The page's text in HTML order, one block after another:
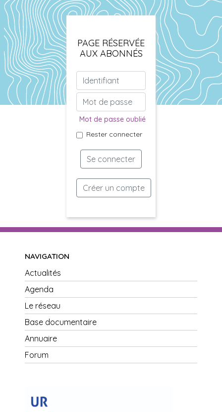
PAGE RÉSERVÉE
AUX ABONNÉS
Mot de passe oublié
Rester connecter
NAVIGATION
Actualités
Agenda
Le réseau
Base documentaire
Annuaire
Forum